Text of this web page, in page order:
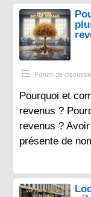
Forum de
Pourquoi et
revenus ?
revenus ?
présente de